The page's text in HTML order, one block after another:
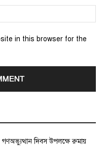
in this browser for the
দিবস উপলক্ষে রুমায়